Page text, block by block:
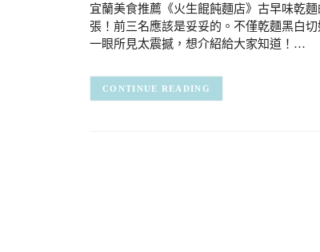
宜蘭美食推薦《火生餛飩麵店》古早味乾
張！前三名應該是妥妥的。不僅乾麵黑白
一眼所見太震撼，想介紹給大家知道！…
CONTINUE READING